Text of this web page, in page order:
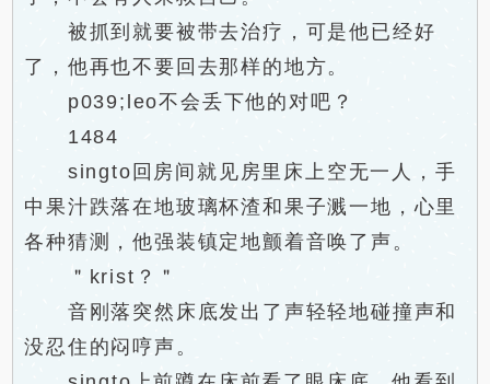
被抓到就要被带去治疗，可是他已经好
了，他再也不要回去那样的地方。
p039;leo不会丢下他的对吧？
1484
singto回房间就见房里床上空无一人，手
中果汁跌落在地玻璃杯渣和果子溅一地，心里
各种猜测，他强装镇定地颤着音唤了声。
＂krist？＂
音刚落突然床底发出了声轻轻地碰撞声和
没忍住的闷哼声。